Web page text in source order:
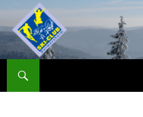
Zum
Inhalt
springen
Skiclub